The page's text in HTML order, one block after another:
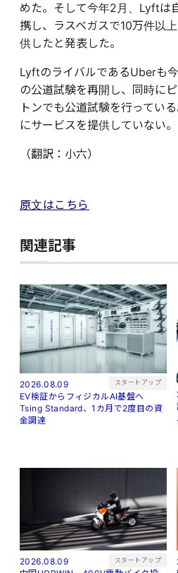
めた。そして今年2月、Lyftは
携し、ラスベガスで10万件以
供したと発表した。
LyftのライバルであるUberも
の公道試験を再開し、同時に
トンでも公道試験を行ってい
にサービスを提供していない。
（翻訳：小六）
原文はこちら
関連記事
2026.08.09 スタートアップ
EV検証からフィジカルAI基盤へ
Tsing Standard、1カ月で2度目の資
金調達
2026.08.09 スタートアップ